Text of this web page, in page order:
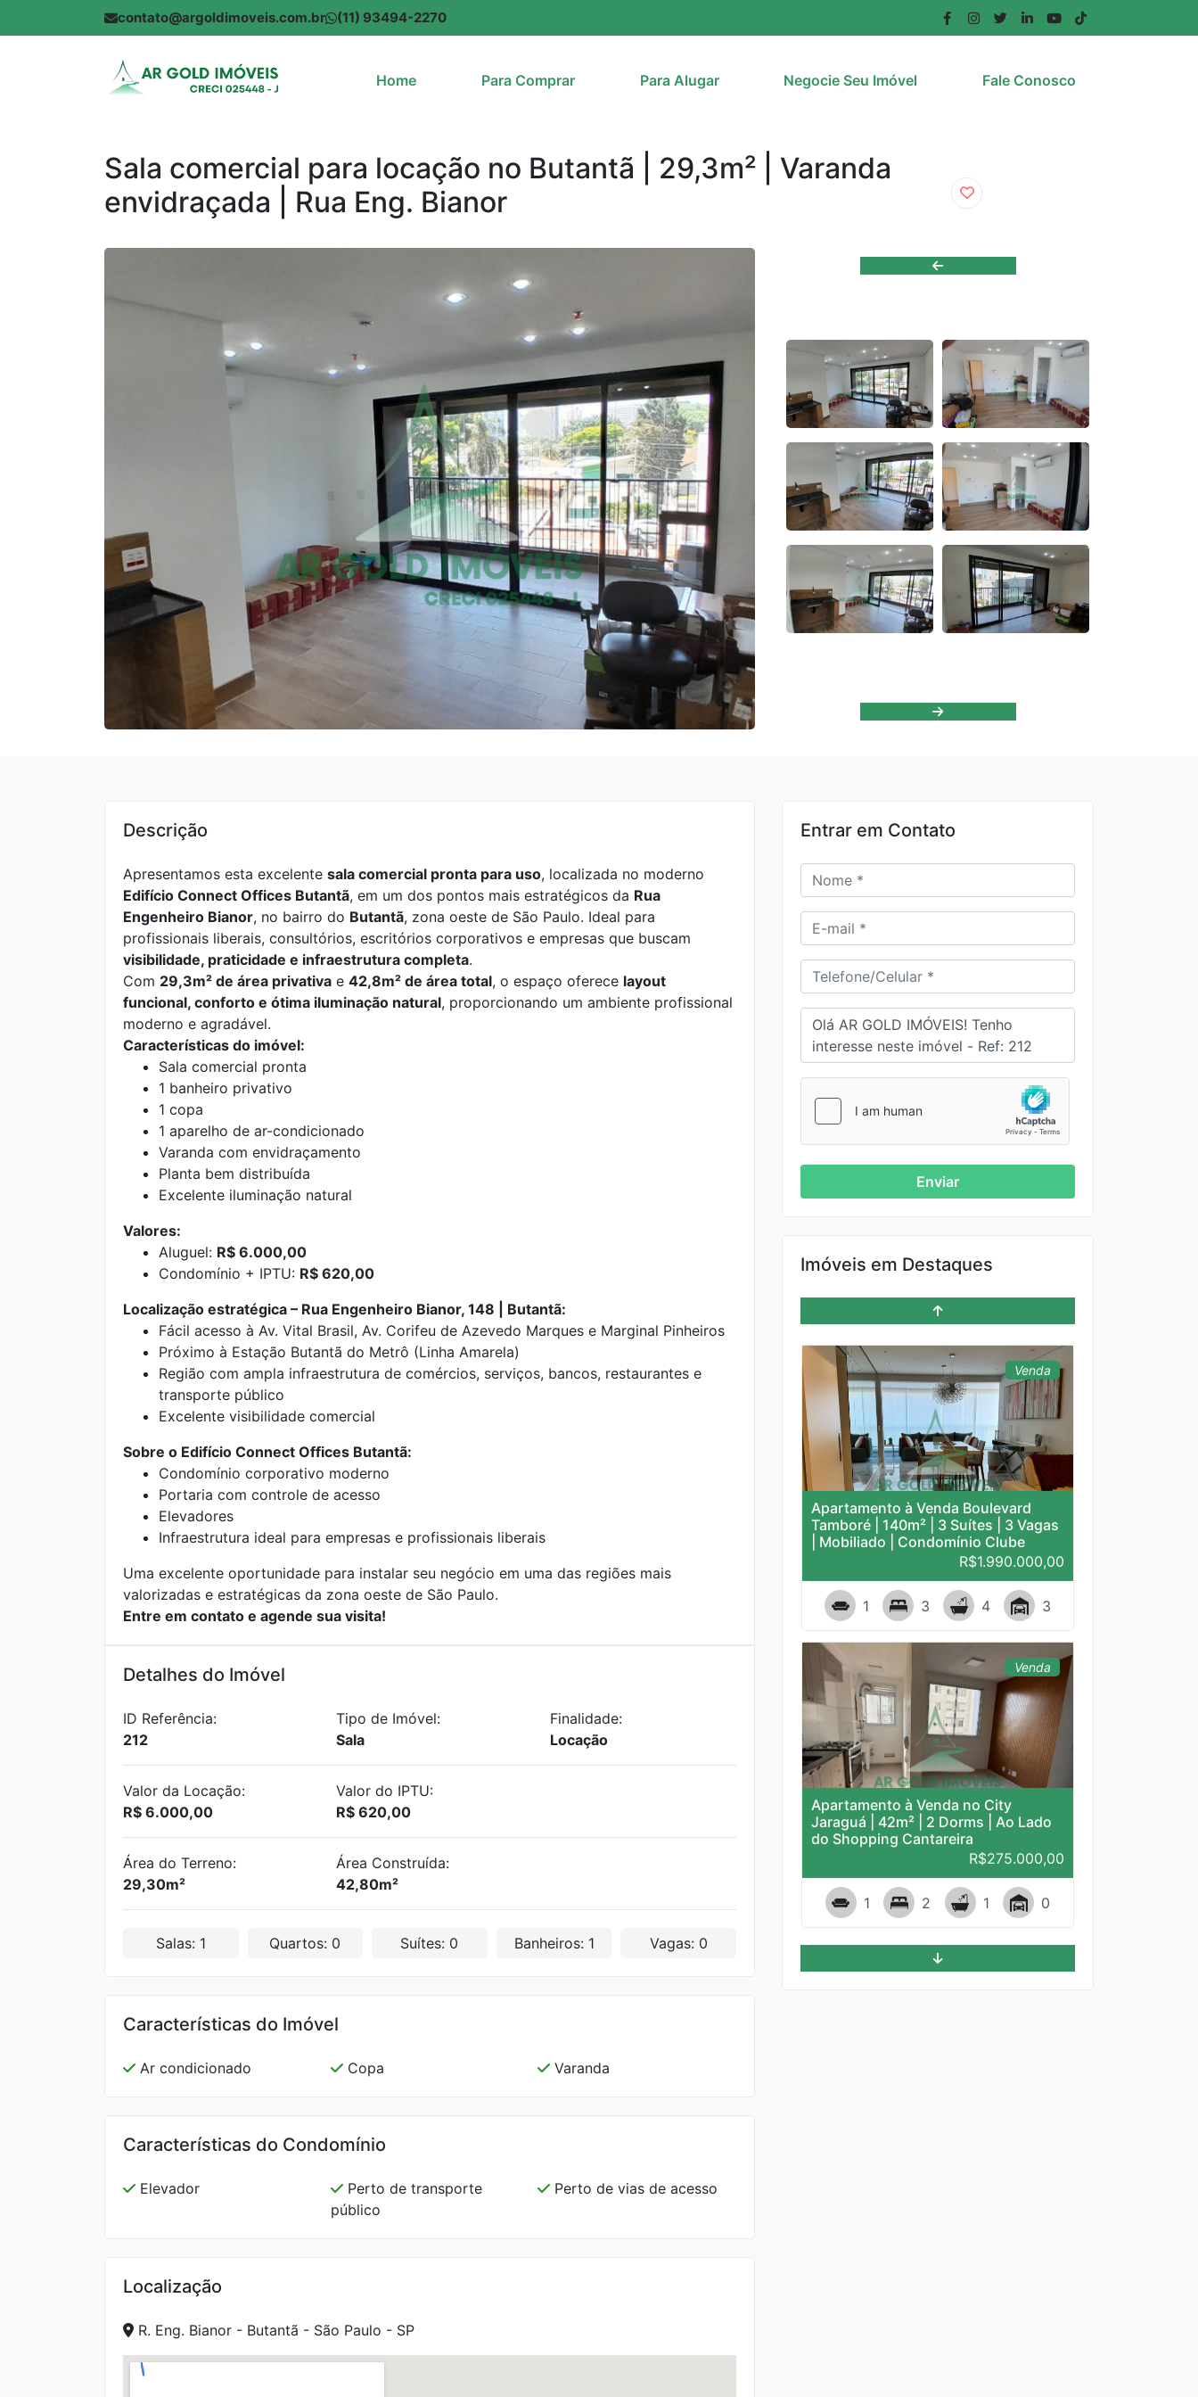
contato@argoldimoveis.com.br (11) 93494-2270
Home Para Comprar Para Alugar Negocie Seu Imóvel Fale Conosco
Sala comercial para locação no Butantã | 29,3m² | Varanda
envidraçada | Rua Eng. Bianor
Descrição
Apresentamos esta excelente sala comercial pronta para uso, localizada no moderno
Edifício Connect Offices Butantã, em um dos pontos mais estratégicos da Rua
Engenheiro Bianor, no bairro do Butantã, zona oeste de São Paulo. Ideal para
profissionais liberais, consultórios, escritórios corporativos e empresas que buscam
visibilidade, praticidade e infraestrutura completa.
Com 29,3m² de área privativa e 42,8m² de área total, o espaço oferece layout
funcional, conforto e ótima iluminação natural, proporcionando um ambiente profissional
moderno e agradável.
Características do imóvel:
Sala comercial pronta
1 banheiro privativo
1 copa
1 aparelho de ar-condicionado
Varanda com envidraçamento
Planta bem distribuída
Excelente iluminação natural
Valores:
Aluguel: R$ 6.000,00
Condomínio + IPTU: R$ 620,00
Localização estratégica – Rua Engenheiro Bianor, 148 | Butantã:
Fácil acesso à Av. Vital Brasil, Av. Corifeu de Azevedo Marques e Marginal Pinheiros
Próximo à Estação Butantã do Metrô (Linha Amarela)
Região com ampla infraestrutura de comércios, serviços, bancos, restaurantes e
transporte público
Excelente visibilidade comercial
Sobre o Edifício Connect Offices Butantã:
Condomínio corporativo moderno
Portaria com controle de acesso
Elevadores
Infraestrutura ideal para empresas e profissionais liberais
Uma excelente oportunidade para instalar seu negócio em uma das regiões mais
valorizadas e estratégicas da zona oeste de São Paulo.
Entre em contato e agende sua visita!
Detalhes do Imóvel
ID Referência:
212
Tipo de Imóvel:
Sala
Finalidade:
Locação
Valor da Locação:
R$ 6.000,00
Valor do IPTU:
R$ 620,00
Área do Terreno:
29,30m²
Área Construída:
42,80m²
Salas: 1 Quartos: 0 Suítes: 0 Banheiros: 1 Vagas: 0
Características do Imóvel
Ar condicionado Copa Varanda
Características do Condomínio
Elevador
Perto de transporte
público
Perto de vias de acesso
Localização
R. Eng. Bianor - Butantã - São Paulo - SP
Entrar em Contato
Enviar
Imóveis em Destaques
Venda
Apartamento à venda no Jaraguá | 2
dormitórios | 55m² | 2 vagas | Próx.
257
Studio à venda em Pinheiros | 1
dormitório | 35m² | Mobiliado | Próx.
Metrô
R$795.000,00
1 1 1 0
484
R$2.100.000,00
Venda
Apartamento à Venda Boulevard
Tamboré | 140m² | 3 Suítes | 3 Vagas
| Mobiliado | Condomínio Clube
R$1.990.000,00
1 3 4 3
Venda
Apartamento à Venda no City
Jaraguá | 42m² | 2 Dorms | Ao Lado
do Shopping Cantareira
R$275.000,00
1 2 1 0